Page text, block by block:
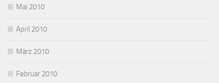
Mai 2010
April 2010
März 2010
Februar 2010